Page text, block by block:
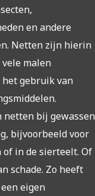
en andere
Netten zijn hierin
malen
gebruik van
netten bij gewassen
bijvoorbeeld voor
of in de sierteelt. Of
schade. Zo heeft
eigen